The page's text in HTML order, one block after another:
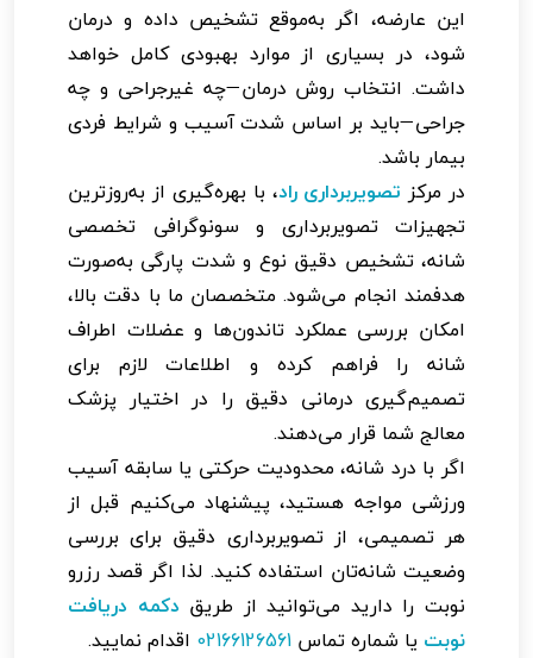
این عارضه، اگر به‌موقع تشخیص داده و درمان
شود، در بسیاری از موارد بهبودی کامل خواهد
داشت. انتخاب روش درمان—چه غیرجراحی و چه
جراحی—باید بر اساس شدت آسیب و شرایط فردی
بیمار باشد.
در مرکز تصویربرداری راد، با بهره‌گیری از به‌روزترین
تجهیزات تصویربرداری و سونوگرافی تخصصی
شانه، تشخیص دقیق نوع و شدت پارگی به‌صورت
هدفمند انجام می‌شود. متخصصان ما با دقت بالا،
امکان بررسی عملکرد تاندون‌ها و عضلات اطراف
شانه را فراهم کرده و اطلاعات لازم برای
تصمیم‌گیری درمانی دقیق را در اختیار پزشک
معالج شما قرار می‌دهند.
اگر با درد شانه، محدودیت حرکتی یا سابقه آسیب
ورزشی مواجه هستید، پیشنهاد می‌کنیم قبل از
هر تصمیمی، از تصویربرداری دقیق برای بررسی
وضعیت شانه‌تان استفاده کنید. لذا اگر قصد رزرو
نوبت را دارید می‌توانید از طریق دکمه دریافت
نوبت یا شماره تماس 02166126561 اقدام نمایید.